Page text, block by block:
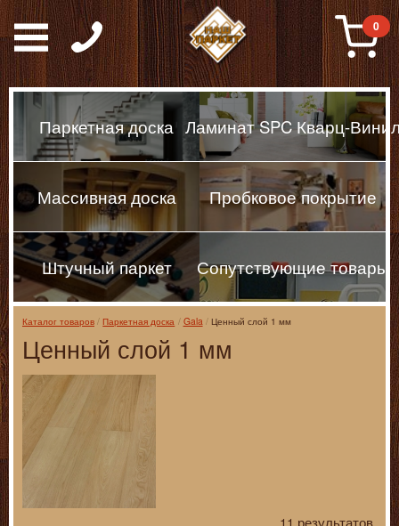
Паркет, Штучный
0
Паркетная доска Ламинат SPC Кварц-
Массивная доска Пробковое покрытие
Штучный паркет Сопутствующие товары
Каталог товаров Паркетная доска Gala Ценный слой 1 мм
Ценный слой 1 мм
11 результатов.